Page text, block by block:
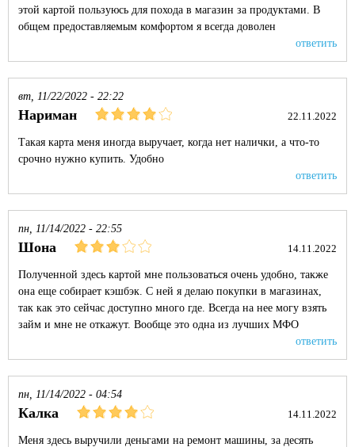
этой картой пользуюсь для похода в магазин за продуктами. В
общем предоставляемым комфортом я всегда доволен
ответить
вт, 11/22/2022 - 22:22
Нариман 22.11.2022
Такая карта меня иногда выручает, когда нет налички, а что-то
срочно нужно купить. Удобно
ответить
пн, 11/14/2022 - 22:55
Шона 14.11.2022
Полученной здесь картой мне пользоваться очень удобно, также
она еще собирает кэшбэк. С ней я делаю покупки в магазинах,
так как это сейчас доступно много где. Всегда на нее могу взять
займ и мне не откажут. Вообще это одна из лучших МФО
ответить
пн, 11/14/2022 - 04:54
Калка 14.11.2022
Меня здесь выручили деньгами на ремонт машины, за десять